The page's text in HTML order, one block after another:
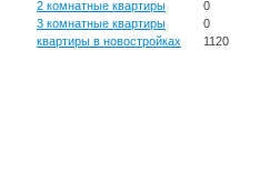
2 комнатные квартиры
0
3 комнатные квартиры
0
квартиры в новостройках
1120